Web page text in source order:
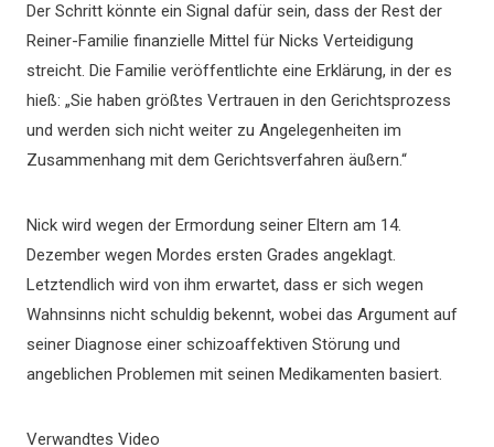
Der Schritt könnte ein Signal dafür sein, dass der Rest der
Reiner-Familie finanzielle Mittel für Nicks Verteidigung
streicht. Die Familie veröffentlichte eine Erklärung, in der es
hieß: „Sie haben größtes Vertrauen in den Gerichtsprozess
und werden sich nicht weiter zu Angelegenheiten im
Zusammenhang mit dem Gerichtsverfahren äußern.“
Nick wird wegen der Ermordung seiner Eltern am 14.
Dezember wegen Mordes ersten Grades angeklagt.
Letztendlich wird von ihm erwartet, dass er sich wegen
Wahnsinns nicht schuldig bekennt, wobei das Argument auf
seiner Diagnose einer schizoaffektiven Störung und
angeblichen Problemen mit seinen Medikamenten basiert.
Verwandtes Video